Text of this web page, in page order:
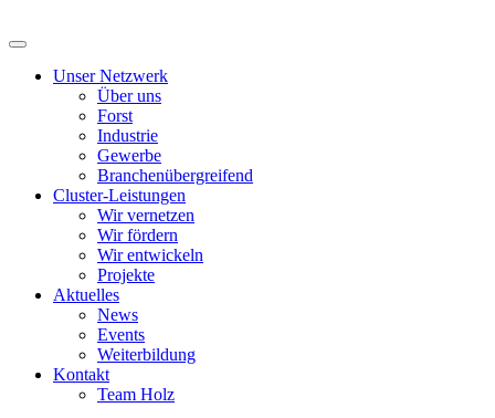
Unser Netzwerk
Über uns
Forst
Industrie
Gewerbe
Branchenübergreifend
Cluster-Leistungen
Wir vernetzen
Wir fördern
Wir entwickeln
Projekte
Aktuelles
News
Events
Weiterbildung
Kontakt
Team Holz